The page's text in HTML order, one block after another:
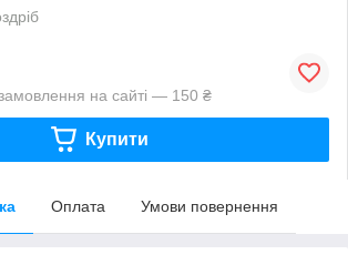
на сайті — 150 ₴
Купити
Оплата Умови повернення